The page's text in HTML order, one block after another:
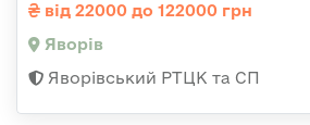
від 22000 до 122000 грн
Яворів
Яворівський РТЦК та СП